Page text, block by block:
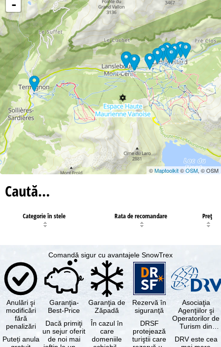
-
©Maptoolkit©OSM, © OSM
Caută…
Categorie în stele Rata de recomandare Preţ
Comandă sigur cu avantajele SnowTrex
Anulări şi
modificări
fără
penalizări
Puteți anula
Garanţia-
Best-Price
Dacă primiţi
un sejur oferit
de noi mai
Garanţia de
Zăpadă
În cazul în
care
domeniile
Rezervă în
siguranţă
DRSF
protejează
turiştii care
Asociaţia
Agenţiilor şi
Operatorilor de
Turism din
DRV este cea